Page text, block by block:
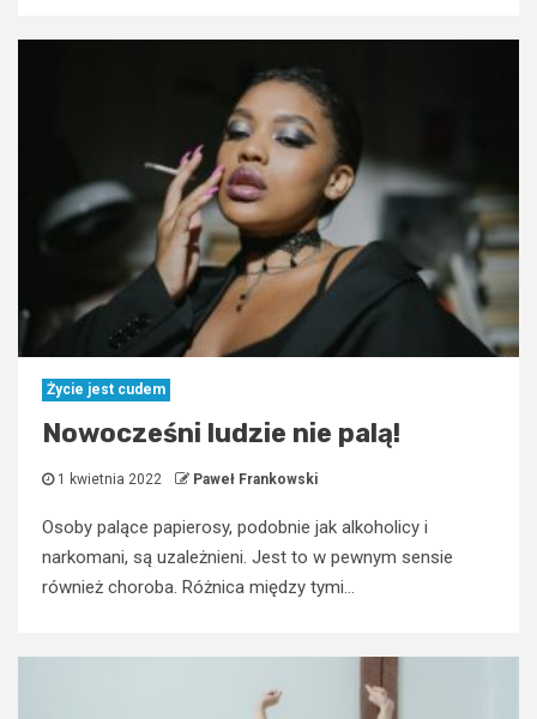
Życie jest cudem
Nowocześni ludzie nie palą!
1 kwietnia 2022 Paweł Frankowski
Osoby palące papierosy, podobnie jak alkoholicy i
narkomani, są uzależnieni. Jest to w pewnym sensie
również choroba. Różnica między tymi...